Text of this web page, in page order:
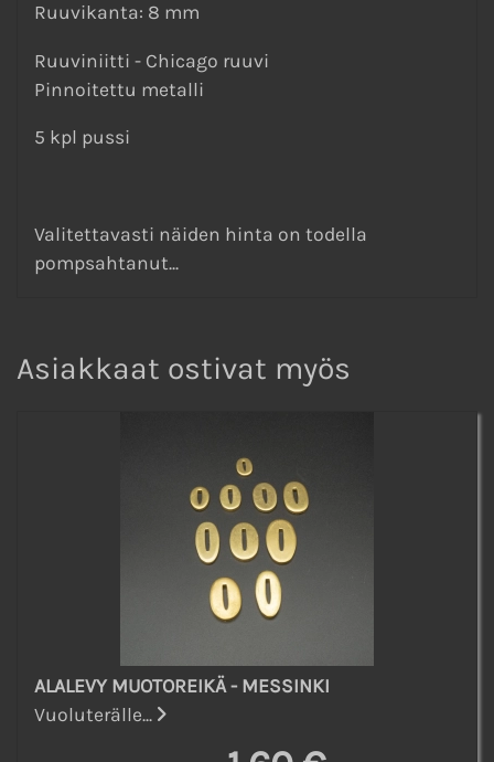
Ruuvikanta: 8 mm
Ruuviniitti - Chicago ruuvi
Pinnoitettu metalli
5 kpl pussi
Valitettavasti näiden hinta on todella
pompsahtanut...
Asiakkaat ostivat myös
ALALEVY MUOTOREIKÄ - MESSINKI
Vuoluterälle...